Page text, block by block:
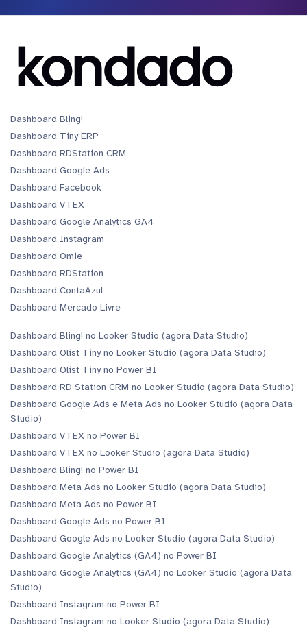
Dashboard Bling!
Dashboard Tiny ERP
Dashboard RDStation CRM
Dashboard Google Ads
Dashboard Facebook
Dashboard VTEX
Dashboard Google Analytics GA4
Dashboard Instagram
Dashboard Omie
Dashboard RDStation
Dashboard ContaAzul
Dashboard Mercado Livre
Dashboard Bling! no Looker Studio (agora Data Studio)
Dashboard Olist Tiny no Looker Studio (agora Data Studio)
Dashboard Olist Tiny no Power BI
Dashboard RD Station CRM no Looker Studio (agora Data Studio)
Dashboard Google Ads e Meta Ads no Looker Studio (agora Data
Studio)
Dashboard VTEX no Power BI
Dashboard VTEX no Looker Studio (agora Data Studio)
Dashboard Bling! no Power BI
Dashboard Meta Ads no Looker Studio (agora Data Studio)
Dashboard Meta Ads no Power BI
Dashboard Google Ads no Power BI
Dashboard Google Ads no Looker Studio (agora Data Studio)
Dashboard Google Analytics (GA4) no Power BI
Dashboard Google Analytics (GA4) no Looker Studio (agora Data
Studio)
Dashboard Instagram no Power BI
Dashboard Instagram no Looker Studio (agora Data Studio)